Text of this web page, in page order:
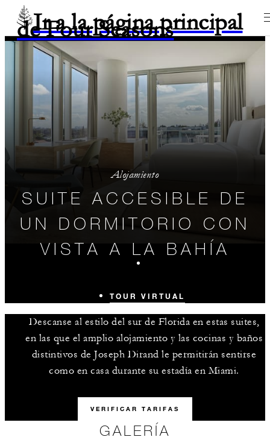
Ir a la página principal
de Four Seasons
Alojamiento
SUITE ACCESIBLE DE
UN DORMITORIO CON
VISTA A LA BAHÍA
TOUR VIRTUAL
Descanse al estilo del sur de Florida en estas suites,
en las que el amplio alojamiento y las cocinas y baños
distintivos de Joseph Dirand le permitirán sentirse
como en casa durante su estadía en Miami.
VERIFICAR TARIFAS
GALERÍA